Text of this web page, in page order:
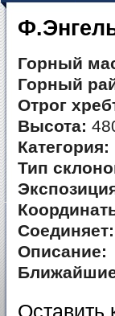
Горный
Горный
Отрог
Высота:
Категория:
Тип
Соединяет:
Описание:
Оставить